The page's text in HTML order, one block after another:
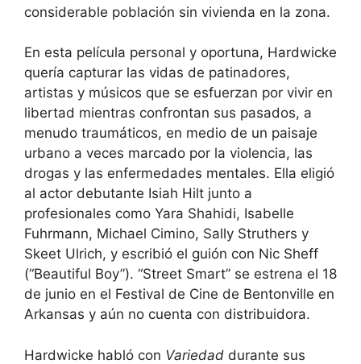
considerable población sin vivienda en la zona.
En esta película personal y oportuna, Hardwicke
quería capturar las vidas de patinadores,
artistas y músicos que se esfuerzan por vivir en
libertad mientras confrontan sus pasados, a
menudo traumáticos, en medio de un paisaje
urbano a veces marcado por la violencia, las
drogas y las enfermedades mentales. Ella eligió
al actor debutante Isiah Hilt junto a
profesionales como Yara Shahidi, Isabelle
Fuhrmann, Michael Cimino, Sally Struthers y
Skeet Ulrich, y escribió el guión con Nic Sheff
(“Beautiful Boy”). “Street Smart” se estrena el 18
de junio en el Festival de Cine de Bentonville en
Arkansas y aún no cuenta con distribuidora.
Hardwicke habló con Variedad durante sus